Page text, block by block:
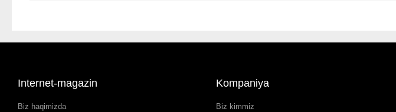
Internet-magazin
Biz haqimizda
Kompaniya
Biz kimmiz